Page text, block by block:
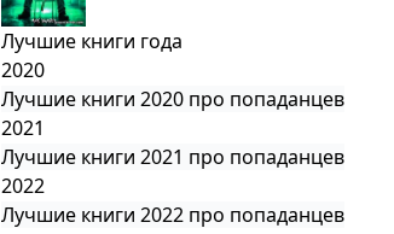
Лучшие книги года
2020
Лучшие книги 2020 про попаданцев
2021
Лучшие книги 2021 про попаданцев
2022
Лучшие книги 2022 про попаданцев